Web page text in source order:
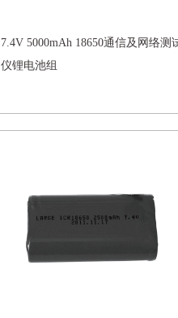
7.4V 5000mAh 18650通信及网络测
仪锂电池组